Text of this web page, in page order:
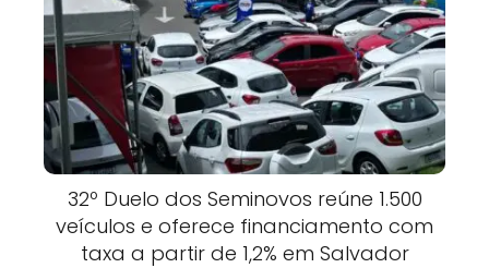
32º Duelo dos Seminovos reúne 1.500
veículos e oferece financiamento com
taxa a partir de 1,2% em Salvador